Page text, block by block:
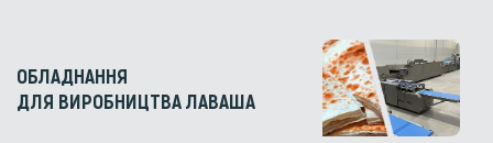
ОБЛАДНАННЯ
ДЛЯ ВИРОБНИЦТВА ЛАВАША